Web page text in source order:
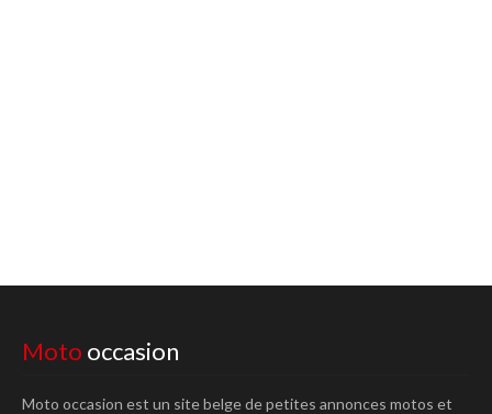
Moto occasion
Moto occasion est un site belge de petites annonces motos et